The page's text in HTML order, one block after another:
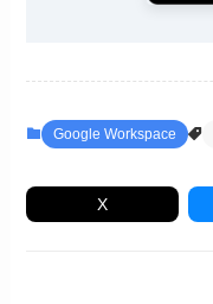
Google Workspace
X